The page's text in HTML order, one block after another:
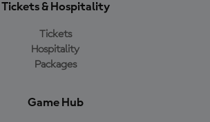
Tickets & Hospitality
Tickets
Hospitality
Packages
Game Hub